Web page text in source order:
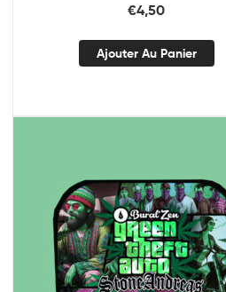
€4,50
Ajouter Au Panier